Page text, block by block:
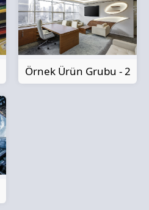
Örnek Ürün Grubu - 2